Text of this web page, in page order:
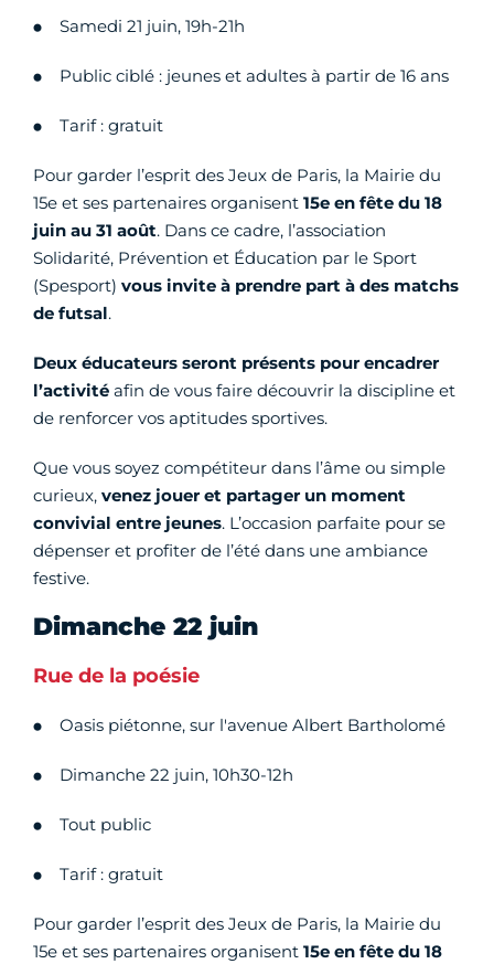
Samedi 21 juin, 19h-21h
Public ciblé : jeunes et adultes à partir de 16 ans
Tarif : gratuit
Pour garder l’esprit des Jeux de Paris, la Mairie du
15e et ses partenaires organisent 15e en fête du 18
juin au 31 août. Dans ce cadre, l’association
Solidarité, Prévention et Éducation par le Sport
(Spesport) vous invite à prendre part à des matchs
de futsal.
Deux éducateurs seront présents pour encadrer
l’activité afin de vous faire découvrir la discipline et
de renforcer vos aptitudes sportives.
Que vous soyez compétiteur dans l’âme ou simple
curieux, venez jouer et partager un moment
convivial entre jeunes. L’occasion parfaite pour se
dépenser et profiter de l’été dans une ambiance
festive.
Dimanche 22 juin
Rue de la poésie
Oasis piétonne, sur l'avenue Albert Bartholomé
Dimanche 22 juin, 10h30-12h
Tout public
Tarif : gratuit
Pour garder l’esprit des Jeux de Paris, la Mairie du
15e et ses partenaires organisent 15e en fête du 18